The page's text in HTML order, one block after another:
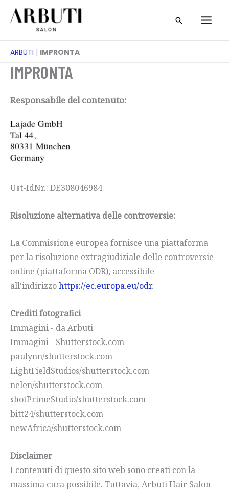
Passa
contenuto
Cerca
ARBUTI | IMPRONTA
IMPRONTA
Responsabile del contenuto:
Ust-IdNr.: DE308046984
Risoluzione alternativa delle controversie:
La Commissione europea fornisce una piattaforma
per la risoluzione extragiudiziale delle controversie
online (piattaforma ODR), accessibile
all'indirizzohttps://ec.europa.eu/odr.
Crediti fotografici
Immagini - da Arbuti
Immagini - Shutterstock.com
paulynn/shutterstock.com
LightFieldStudios/shutterstock.com
nelen/shutterstock.com
shotPrimeStudio/shutterstock.com
bitt24/shutterstock.com
newAfrica/shutterstock.com
Disclaimer
I contenuti di questo sito web sono creati con la
massima cura possibile. Tuttavia, Arbuti Hair Salon